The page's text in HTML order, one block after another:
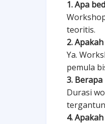
1. Apa
teoritis.
2.
Ya.
pemula
3.
Durasi
4.